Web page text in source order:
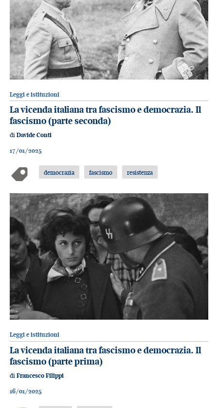
Leggi e istituzioni
La vicenda italiana tra fascismo e democrazia. Il
fascismo (parte seconda)
di Davide Conti
17/01/2025
democrazia fascismo resistenza
Leggi e istituzioni
La vicenda italiana tra fascismo e democrazia. Il
fascismo (parte prima)
di Francesco Filippi
16/01/2025